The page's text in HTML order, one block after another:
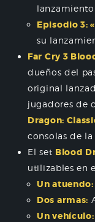
lanzamiento
Episodio 3:
su
Far Cry 3
dueños del
original
jugadores de
Dragon:
consolas de
El set Blood
utilizables en
Un atuendo:
Dos armas:
Un vehículo: